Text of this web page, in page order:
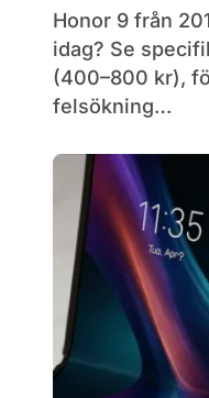
Honor 9 från 2017: Är den prisvärd begagnad
idag? Se
(400–800 kr),
felsökning…